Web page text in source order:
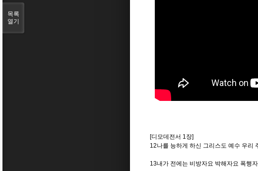
[디모데전서 1장]
12나를 능하게 하신 그리스도 예수 우리
13내가 전에는 비방자요 박해자요 폭행
목록
열기